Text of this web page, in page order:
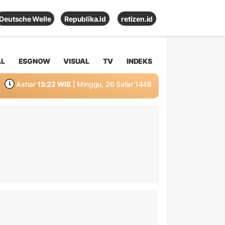
Welle Republika.id retizen.id
ESGNOW VISUAL TV INDEKS
Ashar 15:22 WIB | Minggu, 26 Safar 1448